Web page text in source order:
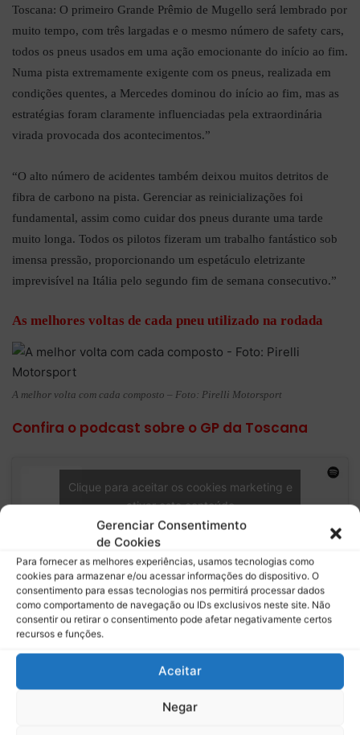
Gerenciar Consentimento
de Cookies
Para fornecer as melhores experiências, usamos tecnologias como
cookies para armazenar e/ou acessar informações do dispositivo. O
consentimento para essas tecnologias nos permitirá processar dados
como comportamento de navegação ou IDs exclusivos neste site. Não
consentir ou retirar o consentimento pode afetar negativamente certos
recursos e funções.
Aceitar
Negar
Toscana: O primeiro Grande Prêmio de Mugello será lembrado por
muito tempo, com três largadas e o mesmo número de safety cars,
todos os pneus usados ​​em uma ação emocionante do início ao fim.
Numa pista extremamente exigente com os pneus, realizada em
condições quentes, a Mercedes dominou do início ao fim, mas as
estratégias foram claramente influenciadas pela extraordinária
virada provocada dos acontecimentos.”
“O alto número de acidentes também deixou muitos detritos de
fibra de carbono na pista. Gerenciar as reinicializações foi
fundamental, assim como cuidar dos pneus durante uma tarde
muito longa. Todos os pilotos fizeram um trabalho fantástico sob
imensa pressão, proporcionando um espetáculo eletrizante
imprevisível na Itália pelo segundo fim de semana consecutivo.”
As melhores voltas de cada pneu utilizado na rodada
A melhor volta com cada composto – Foto: Pirelli Motorsport
Confira o podcast sobre o GP da Toscana
Clique para aceitar os cookies marketing e
ativar este conteúdo
Relacionado
pneus para Silverstone e